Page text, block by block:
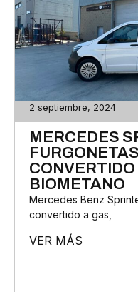
2 septiembre, 2024
MERCEDES
BIOMETANO
Mercedes Benz
convertido a gas,
VER MÁS